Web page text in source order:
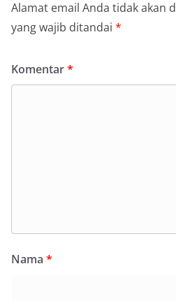
Alamat email Anda tidak akan
yang wajib ditandai *
Komentar*
Nama *